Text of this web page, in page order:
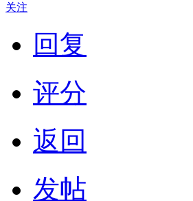
关注
回复
评分
返回
发帖